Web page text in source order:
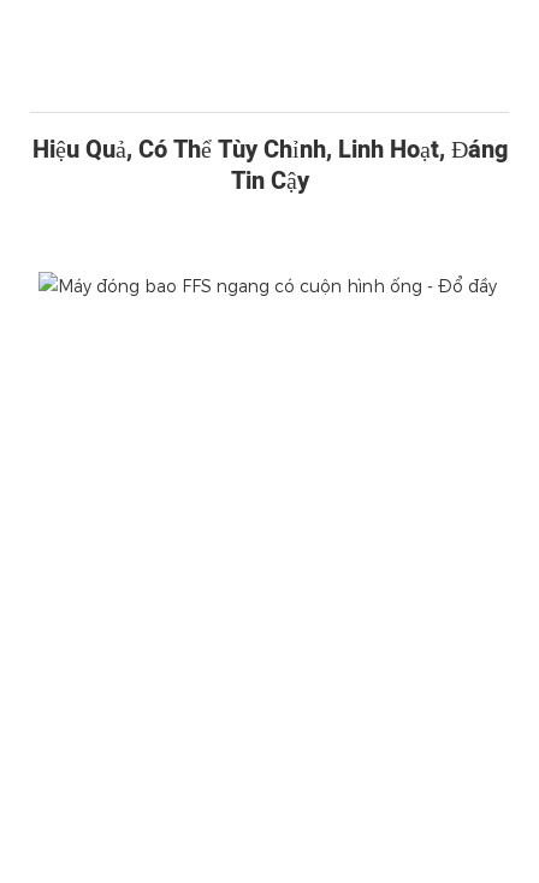
Hiệu Quả, Có Thể Tùy Chỉnh, Linh Hoạt, Đáng
Tin Cậy